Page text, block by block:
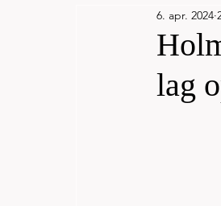
Hålandsvannet
lag
6. apr. 2024